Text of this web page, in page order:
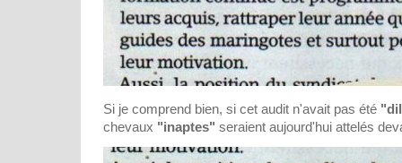
Si je comprend bien, si cet audit n'avait pas été
chevaux "inaptes" seraient aujourd'hui attelés